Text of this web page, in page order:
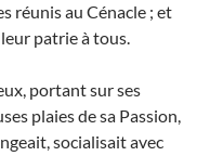
réunis au Cénacle ; et
patrie à tous.
portant sur ses
plaies de sa Passion,
socialisait avec